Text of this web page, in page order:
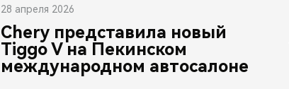
28 апреля 2026
Chery представила новый
Tiggo V на Пекинском
международном автосалоне